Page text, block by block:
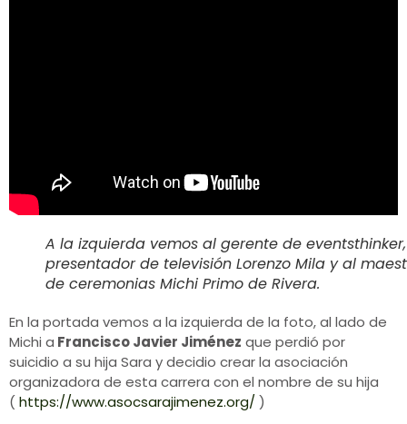
A la izquierda vemos al gerente de
presentador de televisión Lorenzo Mila y al
de ceremonias Michi Primo de Rivera.
En la portada vemos a la izquierda de la foto, al lado de
Michi a Francisco Javier Jiménez que perdió por
suicidio a su hija Sara y decidio crear la asociación
organizadora de esta carrera con el nombre de su hija
(https://www.asocsarajimenez.org/)